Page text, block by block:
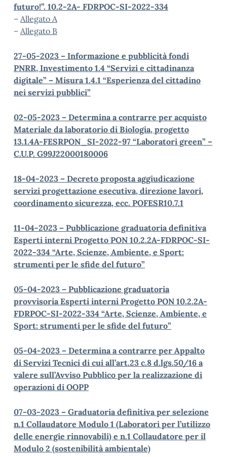
futuro!”. 10.2-2A- FDRPOC-SI-2022-334
– Allegato A
– Allegato B
27-05-2023 – Informazione e pubblicità fondi
PNRR, Investimento 1.4 “Servizi e cittadinanza
digitale” – Misura 1.4.1 “Esperienza del cittadino
nei servizi pubblici”
02-05-2023 – Determina a contrarre per acquisto
Materiale da laboratorio di Biologia, progetto
13.1.4A-FESRPON_SI-2022-97 “Laboratori green” –
C.U.P. G99J22000180006
18-04-2023 – Decreto proposta aggiudicazione
servizi progettazione esecutiva, direzione lavori,
coordinamento sicurezza, ecc. POFESR10.7.1
11-04-2023 – Pubblicazione graduatoria definitiva
Esperti interni Progetto PON 10.2.2A-FDRPOC-SI-
2022-334 “Arte, Scienze, Ambiente, e Sport:
strumenti per le sfide del futuro”
05-04-2023 – Pubblicazione graduatoria
provvisoria Esperti interni Progetto PON 10.2.2A-
FDRPOC-SI-2022-334 “Arte, Scienze, Ambiente, e
Sport: strumenti per le sfide del futuro”
05-04-2023 – Determina a contrarre per Appalto
di Servizi Tecnici di cui all’art.23 c.8 d.lgs.50/16 a
valere sull’Avviso Pubblico per la realizzazione di
operazioni di OOPP
07-03-2023 – Graduatoria definitiva per selezione
n.1 Collaudatore Modulo 1 (Laboratori per l’utilizzo
delle energie rinnovabili) e n.1 Collaudatore per il
Modulo 2 (sostenibilità ambientale)